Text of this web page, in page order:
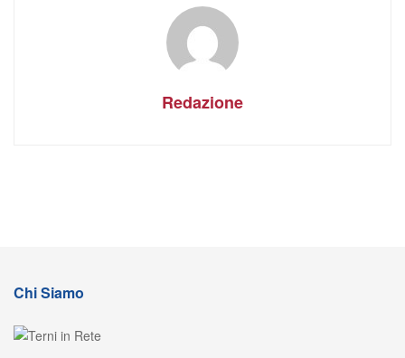
Redazione
Chi Siamo